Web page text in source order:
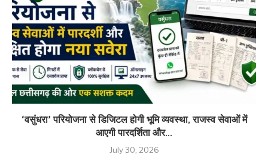
‘वसुंधरा’ परियोजना से डिजिटल होगी भूमि व्यवस्था, राजस्व सेवाओं में
आएगी पारदर्शिता और...
July 30, 2026